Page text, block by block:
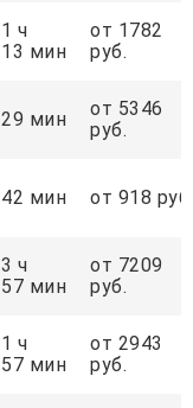
1 ч
13 мин
от 1782
руб.
29 мин
от 5346
руб.
42 мин от 918 руб.
3 ч
57 мин
от 7209
руб.
1 ч
57 мин
от 2943
руб.